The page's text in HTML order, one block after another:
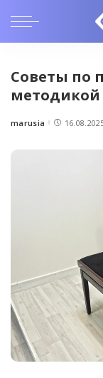
Советы по
Posted
marusia